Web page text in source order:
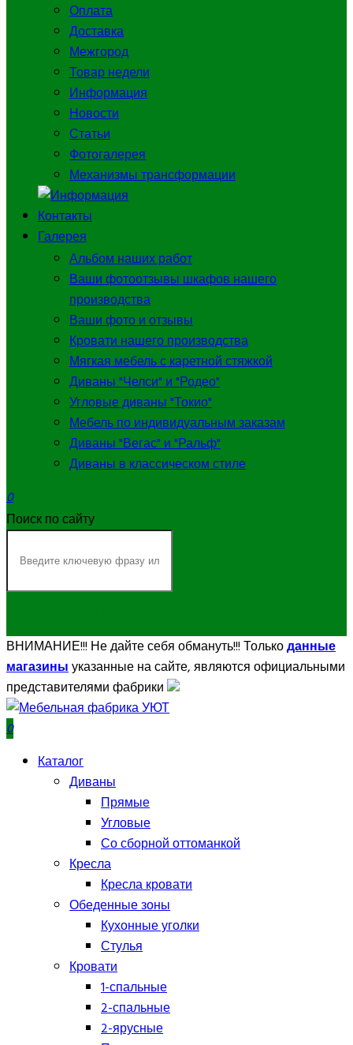
Оплата
Доставка
Межгород
Товар недели
Информация
Новости
Статьи
Фотогалерея
Механизмы трансформации
Контакты
Галерея
Альбом наших работ
Ваши фотоотзывы шкафов нашего
производства
Ваши фото и отзывы
Кровати нашего производства
Мягкая мебель с каретной стяжкой
Диваны "Челси" и "Родео"
Угловые диваны "Токио"
Мебель по индивидуальным заказам
Диваны "Вегас" и "Ральф"
Диваны в классическом стиле
0
Поиск по сайту
ВНИМАНИЕ!!! Не дайте себя обмануть!!! Толькоданные
магазиныуказанные на сайте, являются официальными
представителями фабрики
0
Каталог
Диваны
Прямые
Угловые
Со сборной оттоманкой
Кресла
Кресла кровати
Обеденные зоны
Кухонные уголки
Стулья
Кровати
1-спальные
2-спальные
2-ярусные